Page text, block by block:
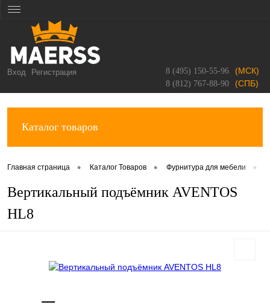
Вход Регистрация 8 (495) 150-55-96 (МСК)
8 (812) 767-88-90 (СПБ)
Каталог товаров
Главная страница • Каталог Товаров • Фурнитура для мебели •
Вертикальный подъёмник AVENTOS
HL8